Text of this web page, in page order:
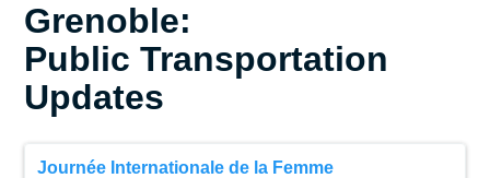
Grenoble:
Public Transportation
Updates
Journée Internationale de la Femme